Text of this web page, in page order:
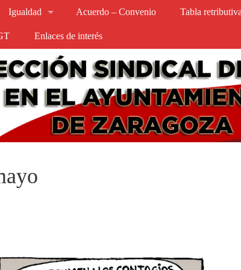
Igualdad Acuerdo – Convenio Tabla
Enlaces de interés